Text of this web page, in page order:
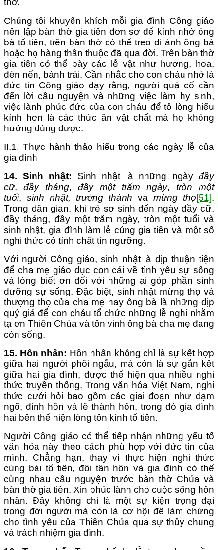
thờ.
Chúng tôi khuyến khích mỗi gia đình Công giáo
nên lập bàn thờ gia tiên đơn sơ để kính nhớ ông
bà tổ tiên, trên bàn thờ có thể treo di ảnh ông bà
hoặc họ hàng thân thuộc đã qua đời. Trên bàn thờ
gia tiên có thể bày các lễ vật như hương, hoa,
đèn nến, bánh trái. Cần nhắc cho con cháu nhớ là
đức tin Công giáo dạy rằng, người quá cố cần
đến lời cầu nguyện và những việc làm hy sinh,
việc lành phúc đức của con cháu để tỏ lòng hiếu
kính hơn là các thức ăn vật chất mà họ không
hưởng dùng được.
II.1. Thực hành thảo hiếu trong các ngày lễ của
gia đình
14. Sinh nhật: Sinh nhật là những ngày đầy
cữ, đầy tháng, đầy một trăm ngày, tròn một
tuổi, sinh nhật, trưởng thành và mừng thọ[51].
Trong dân gian, khi trẻ sơ sinh đến ngày đầy cữ,
đầy tháng, đầy một trăm ngày, tròn một tuổi và
sinh nhật, gia đình làm lễ cúng gia tiên và một số
nghi thức có tính chất tín ngưỡng.
Với người Công giáo, sinh nhật là dịp thuận tiện
để cha mẹ giáo dục con cái về tình yêu sự sống
và lòng biết ơn đối với những ai góp phần sinh
dưỡng sự sống. Đặc biệt, sinh nhật mừng thọ và
thượng thọ của cha mẹ hay ông bà là những dịp
quý giá để con cháu tổ chức những lễ nghi nhằm
tạ ơn Thiên Chúa và tôn vinh ông bà cha mẹ đang
còn sống.
15. Hôn nhân: Hôn nhân không chỉ là sự kết hợp
giữa hai người phối ngẫu, mà còn là sự gắn kết
giữa hai gia đình, được thể hiện qua nhiều nghi
thức truyền thống. Trong văn hóa Việt Nam, nghi
thức cưới hỏi bao gồm các giai đoạn như dạm
ngõ, đính hôn và lễ thành hôn, trong đó gia đình
hai bên thể hiện lòng tôn kính tổ tiên.
Người Công giáo có thể tiếp nhận những yếu tố
văn hóa này theo cách phù hợp với đức tin của
mình. Chẳng hạn, thay vì thực hiện nghi thức
cúng bái tổ tiên, đôi tân hôn và gia đình có thể
cùng nhau cầu nguyện trước bàn thờ Chúa và
bàn thờ gia tiên. Xin phúc lành cho cuộc sống hôn
nhân. Đây không chỉ là một sự kiện trọng đại
trong đời người mà còn là cơ hội để làm chứng
cho tình yêu của Thiên Chúa qua sự thủy chung
và trách nhiệm gia đình.